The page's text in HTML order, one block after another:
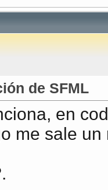
de SFML
en
me sale